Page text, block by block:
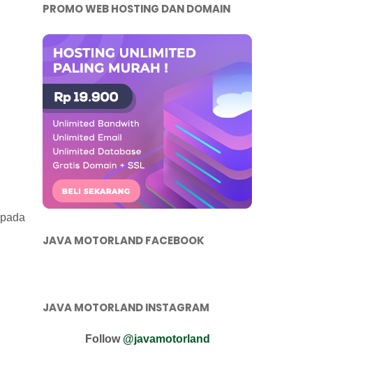
PROMO WEB HOSTING DAN DOMAIN
JAVA MOTORLAND FACEBOOK
JAVA MOTORLAND INSTAGRAM
Follow @javamotorland